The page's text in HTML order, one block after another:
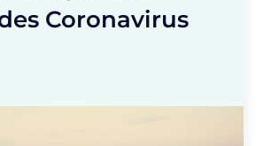
Coronavirus